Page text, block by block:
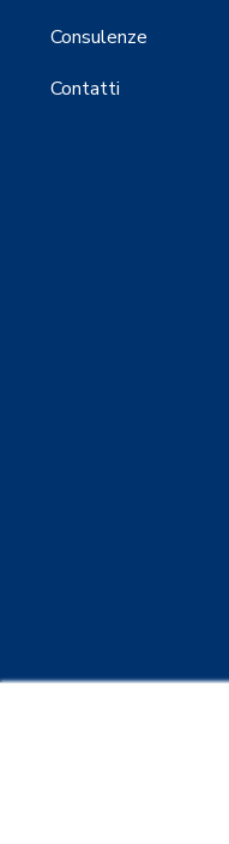
Consulenze
Contatti